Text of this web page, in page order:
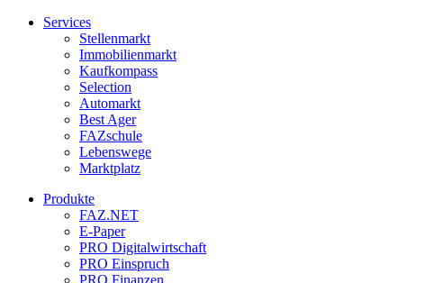
Services
Stellenmarkt
Immobilienmarkt
Kaufkompass
Selection
Automarkt
Best Ager
FAZschule
Lebenswege
Marktplatz
Produkte
FAZ.NET
E-Paper
PRO Digitalwirtschaft
PRO Einspruch
PRO Finanzen